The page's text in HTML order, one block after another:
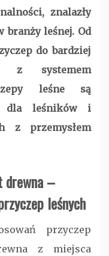
znalazły
branży leśnej. Od
do bardziej
z systemem
leśne są
dla leśników i
z przemysłem
drewna –
leśnych
przyczep
z miejsca